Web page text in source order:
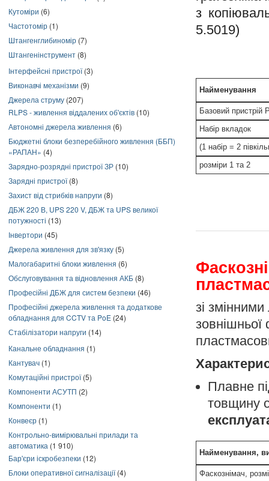
Кутоміри (6)
Частотомір (1)
Штангенглибиномір (7)
Штангенінструмент (8)
Інтерфейсні пристрої(3)
Виконавчі механізми (9)
Джерела струму (207)
RLPS - живлення віддалених об'єктів (10)
Автономні джерела живлення (6)
Бюджетні блоки безперебійного живлення (ББП)
«РАПАН» (4)
Зарядно-розрядні пристрої ЗР (10)
Зарядні пристрої(8)
Захист від стрибків напруги (8)
ДБЖ 220 В, UPS 220 V, ДБЖ та UPS великої
потужності (13)
Інвертори (45)
Джерела живлення для зв'язку (5)
Малогабаритні блоки живлення (6)
Обслуговування та відновлення АКБ (8)
Професійні ДБЖ для систем безпеки (46)
Професійні джерела живлення та додаткове
обладнання для CCTV та PoE (24)
Стабілізатори напруги (14)
Канальне обладнання (1)
Кантувач (1)
Комутаційні пристрої(5)
Компоненти АСУТП (2)
Компоненти (1)
Конвеєр (1)
Контрольно-вимірювальні прилади та
автоматика (1 910)
Бар'єри іскробезпеки (12)
Блоки оперативної сигналізації(4)
з
5.5019)
Найменування
Базовий пристрій
Набір вкладок
(1 набір = 2
розміри 1 та 2
зі
Плавне
товщину
Найменування,
Фаскознімач,